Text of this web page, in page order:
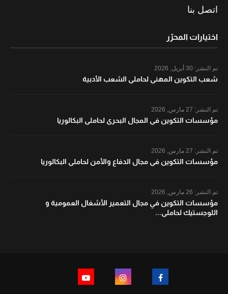
اتصل بنا
اختيارات المحرّر
تم النشر:
شعب التكوين المهني لحاملي الشعب الأدبية
تم النشر:
مؤسسات التكوين في المجال البحري لحاملي البكالوريا
تم النشر:
مؤسسات التكوين في مجال الدفاع والأمن لحاملي البكالوريا
تم النشر:
مؤسسات التكوين في مجال التعمير الأشغال العمومية و
اللوجستيك لحاملي...